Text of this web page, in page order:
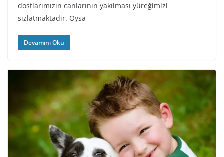
dostlarımızın canlarının yakılması yüreğimizi
sızlatmaktadır. Oysa